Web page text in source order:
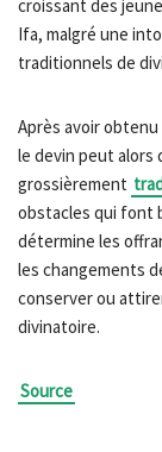
croissant des
Ifa, malgré une
traditionnels de
Après avoir
le devin peut alors
grossièrement
obstacles qui font
détermine les
les changements
conserver ou
divinatoire.
Source